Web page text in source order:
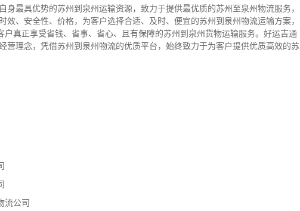
最具优势的苏州到泉州运输资源，致力于提供最优质的苏州至泉州物流服务，
、安全性、价格，为客户选择合适、及时、便宜的苏州到泉州物流运输方案，
真正享受省钱、省事、省心、且有保障的苏州到泉州货物运输服务。好运吉通
理念，凭借苏州到泉州物流的优质平台，始终致力于为客户提供优质高效的苏
流公司